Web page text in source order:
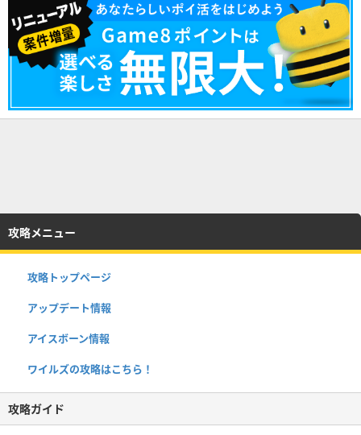
攻略メニュー
攻略トップページ
アップデート情報
アイスボーン情報
ワイルズの攻略はこちら！
攻略ガイド